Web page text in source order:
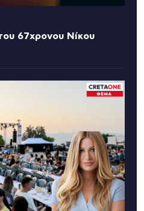
67χρονου Νίκου